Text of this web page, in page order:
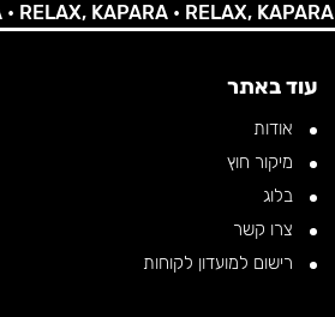
KAPARA •RELAX, KAPARA •
עוד באתר
אודות
מיקור חוץ
בלוג
צרו קשר
רישום למועדון לקוחות